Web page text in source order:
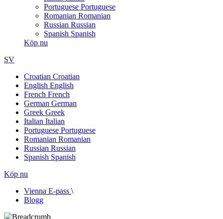
Portuguese Portuguese
Romanian Romanian
Russian Russian
Spanish Spanish
Köp nu
SV
Croatian Croatian
English English
French French
German German
Greek Greek
Italian Italian
Portuguese Portuguese
Romanian Romanian
Russian Russian
Spanish Spanish
Köp nu
Vienna E-pass \
Blogg